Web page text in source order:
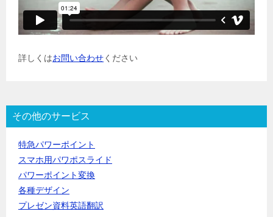
詳しくはお問い合わせください
その他のサービス
特急パワーポイント
スマホ用パワポスライド
パワーポイント変換
各種デザイン
プレゼン資料英語翻訳